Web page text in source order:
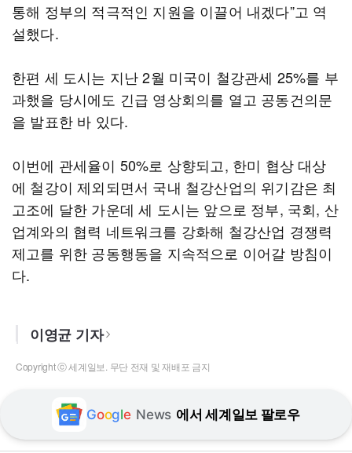
통해 정부의 적극적인 지원을 이끌어 내겠다”고 역
설했다.
한편 세 도시는 지난 2월 미국이 철강관세 25%를 부
과했을 당시에도 긴급 영상회의를 열고 공동건의문
을 발표한 바 있다.
이번에 관세율이 50%로 상향되고, 한미 협상 대상
에 철강이 제외되면서 국내 철강산업의 위기감은 최
고조에 달한 가운데 세 도시는 앞으로 정부, 국회, 산
업계와의 협력 네트워크를 강화해 철강산업 경쟁력
제고를 위한 공동행동을 지속적으로 이어갈 방침이
다.
이영균 기자
Copyright ⓒ 세계일보. 무단 전재 및 재배포 금지
Google News 에서 세계일보 팔로우